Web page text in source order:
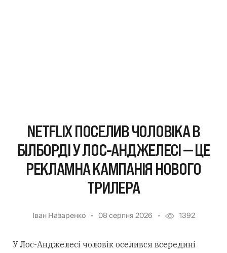
NETFLIX ПОСЕЛИВ ЧОЛОВІКА В
БІЛБОРДІ У ЛОС-АНДЖЕЛЕСІ — ЦЕ
РЕКЛАМНА КАМПАНІЯ НОВОГО
ТРИЛЕРА
Іван Назаренко 08 серпня 2026 1392
У Лос-Анджелесі чоловік оселився всередині